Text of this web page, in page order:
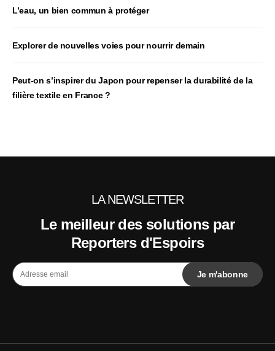
L’eau, un bien commun à protéger
Explorer de nouvelles voies pour nourrir demain
Peut‑on s’inspirer du Japon pour repenser la durabilité de la
filière textile en France ?
LA NEWSLETTER
Le meilleur des solutions par
Reporters d'Espoirs